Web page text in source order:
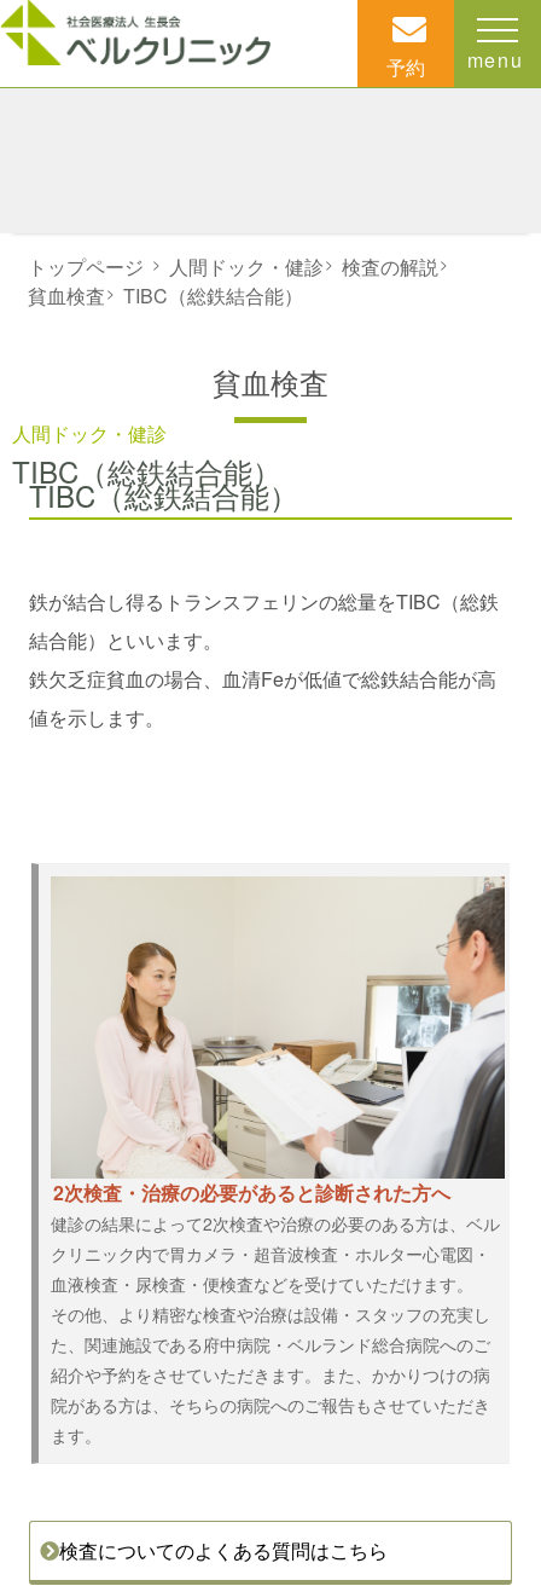
予約 menu
人間ドック・健診
TIBC（総鉄結合能）
トップページ > 人間ドック・健診> 検査の解説>
貧血検査> TIBC（総鉄結合能）
貧血検査
TIBC（総鉄結合能）
鉄が結合し得るトランスフェリンの総量をTIBC（総鉄
結合能）といいます。
鉄欠乏症貧血の場合、血清Feが低値で総鉄結合能が高
値を示します。
2次検査・治療の必要があると診断された方へ
健診の結果によって2次検査や治療の必要のある方は、ベル
クリニック内で胃カメラ・超音波検査・ホルター心電図・
血液検査・尿検査・便検査などを受けていただけます。
その他、より精密な検査や治療は設備・スタッフの充実し
た、関連施設である府中病院・ベルランド総合病院へのご
紹介や予約をさせていただきます。また、かかりつけの病
院がある方は、そちらの病院へのご報告もさせていただき
ます。
検査についてのよくある質問はこちら